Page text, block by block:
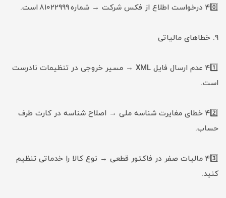
40️⃣ درخواست اطلاع از فکس شرکت → شماره ۸۱۰۲۲۹۹۹ است.
۹. خطاهای مالیاتی
41️⃣ عدم ارسال فایل XML → مسیر خروجی در تنظیمات نادرست
است.
42️⃣ خطای مغایرت شناسه ملی → اصلاح شناسه در کارت طرف
حساب.
43️⃣ مالیات صفر در فاکتور قطعی → نوع کالا را خدماتی تنظیم
کنید.